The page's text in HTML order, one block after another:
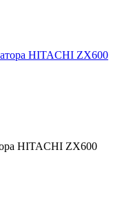
HITACHI ZX600